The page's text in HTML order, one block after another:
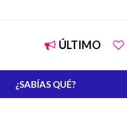
ÚLTIMO
¿SABÍAS QUÉ?